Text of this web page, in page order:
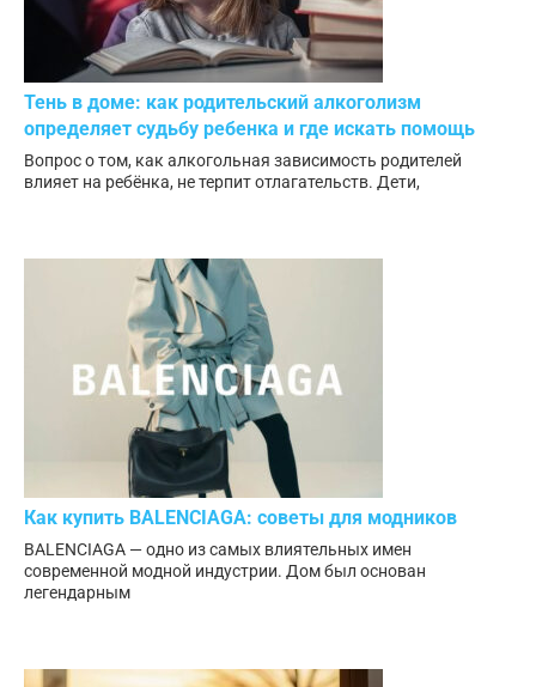
Тень в доме: как родительский алкоголизм
определяет судьбу ребенка и где искать помощь
Вопрос о том, как алкогольная зависимость родителей
влияет на ребёнка, не терпит отлагательств. Дети,
Как купить BALENCIAGA: советы для модников
BALENCIAGA — одно из самых влиятельных имен
современной модной индустрии. Дом был основан
легендарным